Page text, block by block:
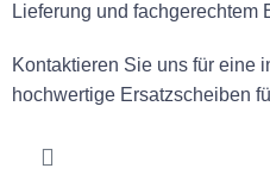
Lieferung und fachgerechtem
Kontaktieren Sie uns für eine
hochwertige Ersatzscheiben